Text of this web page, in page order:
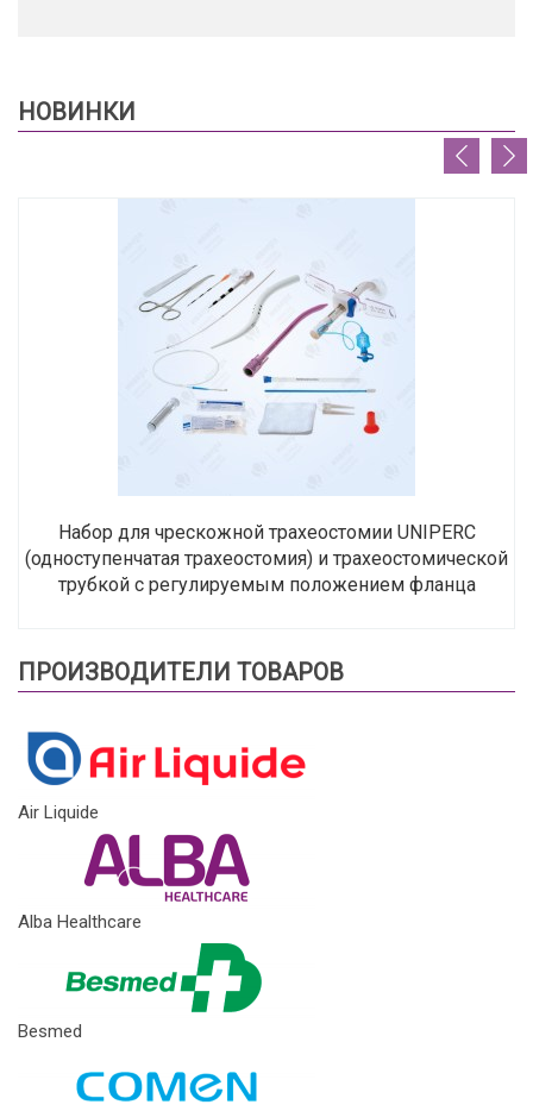
НОВИНКИ
Набор для чрескожной трахеостомии UNIPERC
(одноступенчатая трахеостомия) и трахеостомической
трубкой с регулируемым положением фланца
ПРОИЗВОДИТЕЛИ ТОВАРОВ
Air Liquide
Alba Healthcare
Besmed